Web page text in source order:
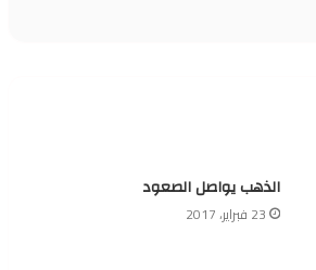
الذهب يواصل الصعود
23 فبراير، 2017